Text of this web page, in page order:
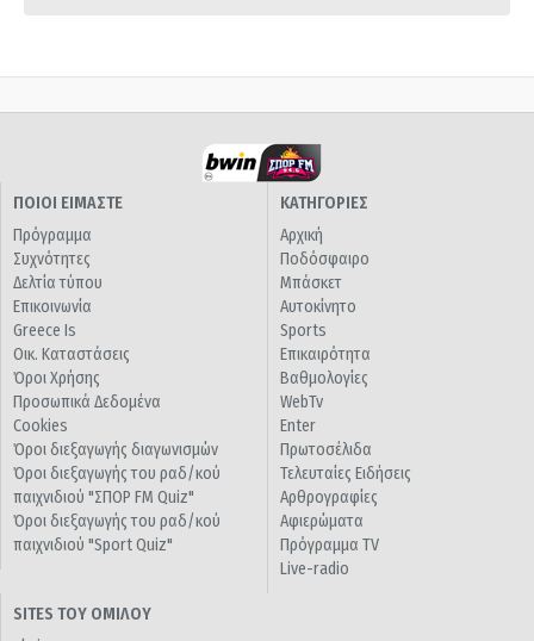
ΠΟΙΟΙ ΕΙΜΑΣΤΕ
Πρόγραμμα
Συχνότητες
Δελτία τύπου
Επικοινωνία
Greece Is
Οικ. Καταστάσεις
Όροι Χρήσης
Προσωπικά Δεδομένα
Cookies
Όροι διεξαγωγής διαγωνισμών
Όροι διεξαγωγής του ραδ/κού
παιχνιδιού "ΣΠΟΡ FM Quiz"
Όροι διεξαγωγής του ραδ/κού
παιχνιδιού "Sport Quiz"
ΚΑΤΗΓΟΡΙΕΣ
Αρχική
Ποδόσφαιρο
Μπάσκετ
Αυτοκίνητο
Sports
Επικαιρότητα
Βαθμολογίες
WebTv
Enter
Πρωτοσέλιδα
Τελευταίες Ειδήσεις
Αρθρογραφίες
Αφιερώματα
Πρόγραμμα TV
Live-radio
SITES ΤΟΥ ΟΜΙΛΟΥ